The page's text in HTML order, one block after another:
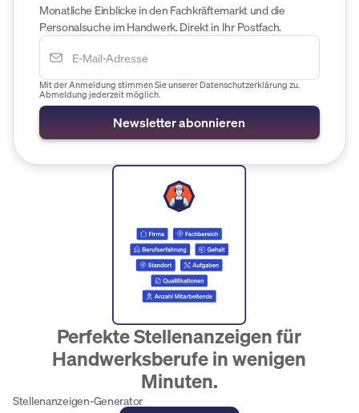
Monatliche Einblicke in den Fachkräftemarkt und die
Personalsuche im Handwerk. Direkt in Ihr Postfach.
Mit der Anmeldung stimmen Sie unserer Datenschutzerklärung zu.
Abmeldung jederzeit möglich.
Perfekte Stellenanzeigen für
Handwerksberufe in wenigen
Minuten.
Stellenanzeigen-Generator